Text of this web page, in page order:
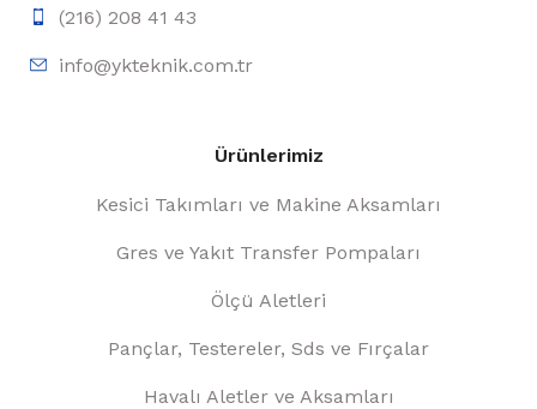
(216) 208 41 43
info@ykteknik.com.tr
Ürünlerimiz
Kesici Takımları ve Makine Aksamları
Gres ve Yakıt Transfer Pompaları
Ölçü Aletleri
Pançlar, Testereler, Sds ve Fırçalar
Havalı Aletler ve Aksamları